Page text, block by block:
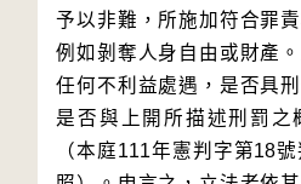
予以非難，所施加符合罪
例如剝奪人身自由或財產
任何不利益處遇，是否具
是否與上開所描述刑罰之
（本庭111年憲判字第18